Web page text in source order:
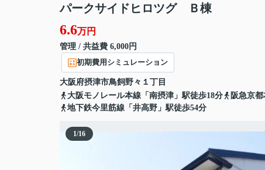
パークサイドヒロツグ Ｂ棟
6.6万円
管理 / 共益費 6,000円
初期費用シミュレーション
大阪府摂津市鳥飼野々 １丁目
大阪モノレール本線「南摂津」駅徒歩18分
阪急京
地下鉄今里筋線「井高野」駅徒歩54分
1/16